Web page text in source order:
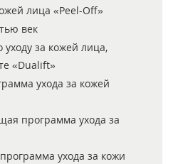
лица «Peel-Off»
век
за кожей лица,
«Dualift»
ухода за кожей
программа ухода за
ухода за кожи